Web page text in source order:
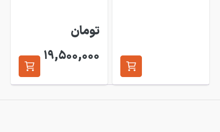
تومان
19,500,000